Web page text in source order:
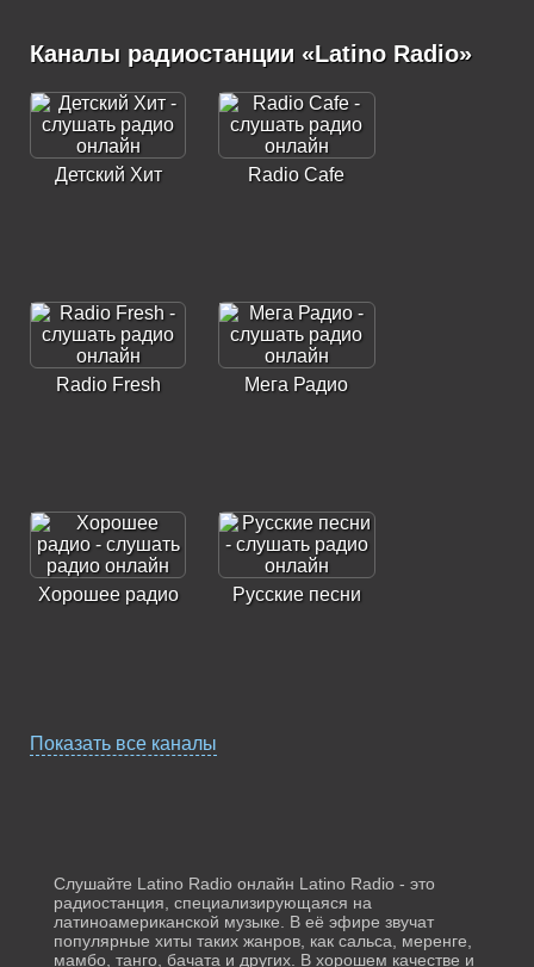
Каналы радиостанции «Latino Radio»
Детский Хит Radio Cafe
Radio Fresh Мега Радио
Хорошее радио Русские песни
Показать все каналы
Слушайте Latino Radio онлайн Latino Radio - это
радиостанция, специализирующаяся на
латиноамериканской музыке. В её эфире звучат
популярные хиты таких жанров, как сальса, меренге,
мамбо, танго, бачата и других. В хорошем качестве и